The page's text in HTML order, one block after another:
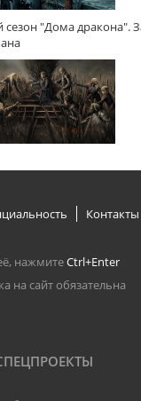
сезон "Дома дракона".
Контакты
нажмитеCtrl+Enter
на сайт обязательна